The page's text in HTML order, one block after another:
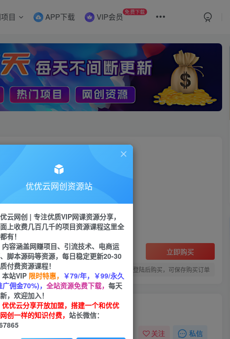
目 APP下载 VIP会员 免费下载
物狂欢节，视频营销助力，爆单不是梦！
付费后查看
立即购买
您当前未登录！建议登陆后购买，可保存购买订单
不是梦！
关注 私信
优优云网创资源站
云网创 | 专注优质VIP网课资源分享，
上收费几百几千的项目资源课程这里全
有！
内容涵盖网赚项目、引流技术、电商运
脚本源码等资源，每日稳定更新20-30
付费资源课程！
本站VIP 限时特惠， ￥79/年，￥99/永久
佣金70%)， 全站资源免费下载， 每天
，欢迎加入！
优优云分享开放加盟，搭建一个和优优
创一样的知识付费， 站长微信：